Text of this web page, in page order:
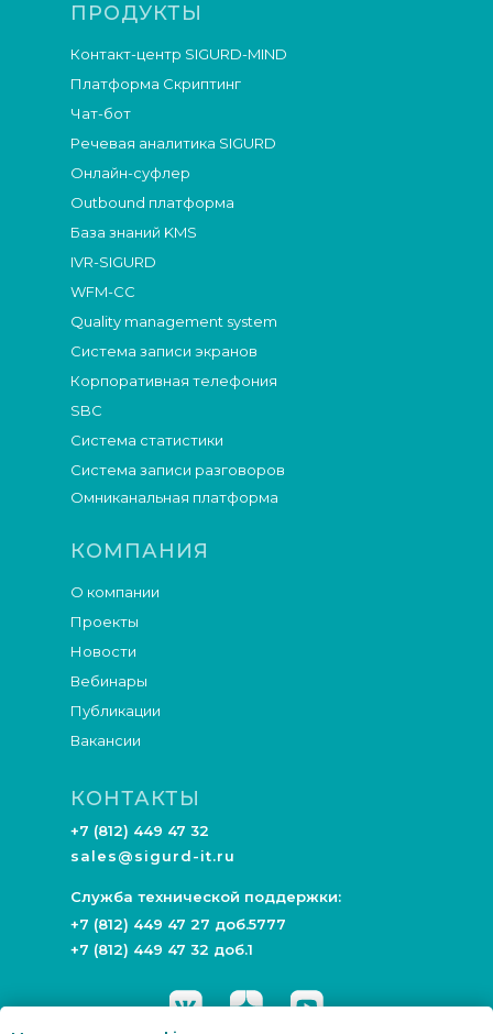
ПРОДУКТЫ
КОМПАНИЯ
КОНТАКТЫ
Контакт-центр SIGURD-MIND
Платформа Скриптинг
Чат-бот
Речевая аналитика SIGURD
Онлайн-суфлер
Outbound платформа
IVR-SIGURD
WFM-СС
О компании
Публикации
Вебинары
Новости
+7 (812) 449 47 32
Служба технической поддержки:
sales@sigurd-it.ru
+7 (812) 449 47 27 доб.5777
+7 (812) 449 47 32 доб.1
Вакансии
База знаний KMS
Quality management system
Система записи экранов
Проекты
Корпоративная телефония
SBC
Система статистики
Система записи разговоров
Омниканальная платформа